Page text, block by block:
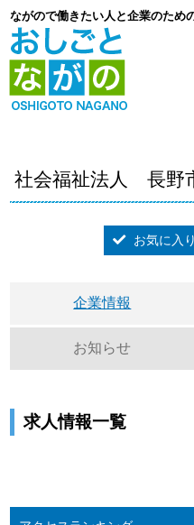
ながので働きたい人と企業のため
社会福祉法人 長野
お気に入
企業情報
お知らせ
求人情報一覧